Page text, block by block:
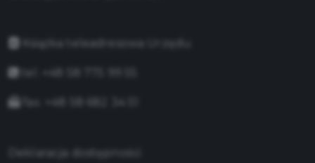
Książka teleadresowa Urzędu
Deklaracja dostępności